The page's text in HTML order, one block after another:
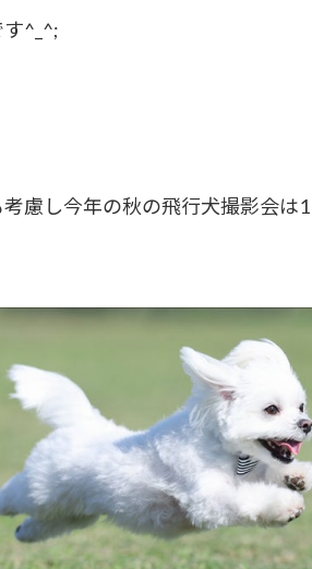
^_^;
慮し今年の秋の飛行犬撮影会